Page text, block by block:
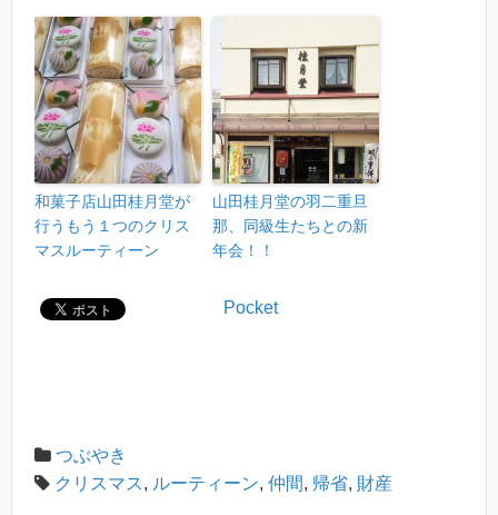
和菓子店山田桂月堂が
行うもう１つのクリス
マスルーティーン
山田桂月堂の羽二重旦
那、同級生たちとの新
年会！！
Pocket
つぶやき
クリスマス, ルーティーン, 仲間, 帰省, 財産